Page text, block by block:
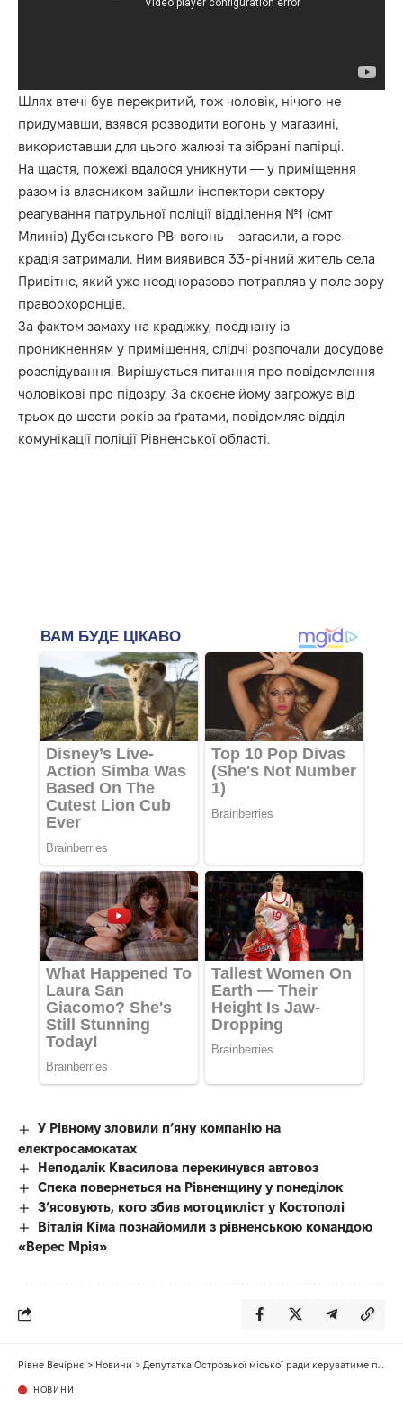
Шлях втечі був перекритий, тож чоловік, нічого не
придумавши, взявся розводити вогонь у магазині,
використавши для цього жалюзі та зібрані папірці.
На щастя, пожежі вдалося уникнути — у приміщення
разом із власником зайшли інспектори сектору
реагування патрульної поліції відділення №1 (смт
Млинів) Дубенського РВ: вогонь – загасили, а горе-
крадія затримали. Ним виявився 33-річний житель села
Привітне, який уже неодноразово потрапляв у поле зору
правоохоронців.
За фактом замаху на крадіжку, поєднану із
проникненням у приміщення, слідчі розпочали досудове
розслідування. Вирішується питання про повідомлення
чоловікові про підозру. За скоєне йому загрожує від
трьох до шести років за ґратами, повідомляє відділ
комунікації поліції Рівненської області.
У Рівному зловили п’яну компанію на
електросамокатах
Неподалік Квасилова перекинувся автовоз
Спека повернеться на Рівненщину у понеділок
З’ясовують, кого збив мотоцикліст у Костополі
Віталія Кіма познайомили з рівненською командою
«Верес Мрія»
Рівне Вечірнє > Новини > Депутатка Острозької міської ради керуватиме психоневрологічним інтернатом
НОВИНИ